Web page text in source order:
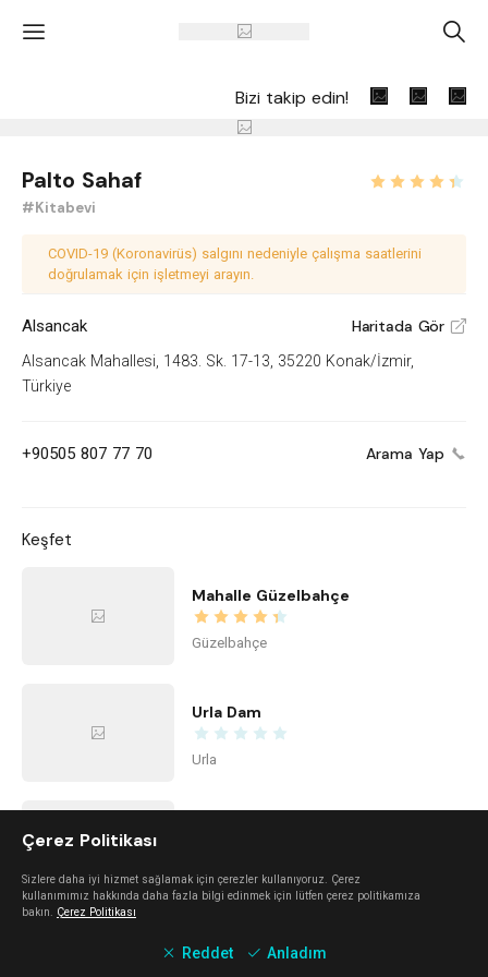
' A
Bizi takip edin!
Palto Sahaf
#Kitabevi
COVID-19 (Koronavirüs) salgını nedeniyle çalışma saatlerini
doğrulamak için işletmeyi arayın.
Alsancak Haritada Gör V
Alsancak Mahallesi, 1483. Sk. 17-13, 35220 Konak/İzmir,
Türkiye
+90505 807 77 70 Arama Yap
Keşfet
Mahalle Güzelbahçe
Güzelbahçe
Urla Dam
Urla
Alaçatı
Mali Beach
Çerez Politikası
Sizlere daha iyi hizmet sağlamak için çerezler kullanıyoruz. Çerez
kullanımımız hakkında daha fazla bilgi edinmek için lütfen çerez politikamıza
bakın. Çerez Politikası
Reddet Anladım